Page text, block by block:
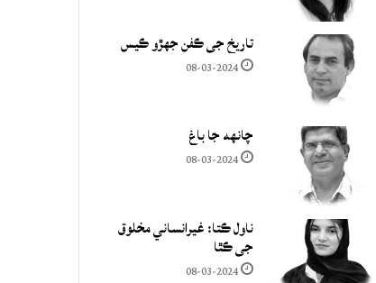
تاريخ جي ڪفن جھڙو ڪيس
08-03-2024
چانهه جا باغ
08-03-2024
ناول ڪتا: غيرانساني مخلوق
جي ڪٿا
08-03-2024